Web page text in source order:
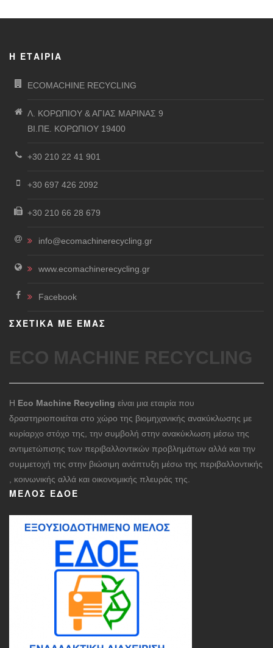
Η ΕΤΑΙΡΊΑ
ECOMACHINE RECYCLING
Λ. ΚΟΡΩΠΙΟΥ & ΑΓΙΑΣ ΜΑΡΙΝΑΣ 9
ΒΙ.ΠΕ. ΚΟΡΩΠΙΟΥ 19400
+30 210 22 41 901
+30 697 426 2092
+30 210 66 28 679
info@ecomachinerecycling.gr
www.ecomachinerecycling.gr
Facebook
ΣΧΕΤΙΚΑ ΜΕ ΕΜΑΣ
ECO MACHINE RECYCLING
Η Eco Machine Recycling είναι μια εταιρία που
δραστηριοποιείται στο χώρο της βιομηχανικής ανακύκλωσης με
κυρίαρχο στόχο της, την συμβολή στην ανακύκλωση μέσω της
αντιμετώπισης των περιβαλλοντικών προβλημάτων αλλά και την
συμμετοχή της στην βιώσιμη ανάπτυξη μέσω της περιβαλλοντικής
, κοινωνικής αλλά και οικονομικής πλευράς της.
ΜΈΛΟΣ ΕΔΟΕ